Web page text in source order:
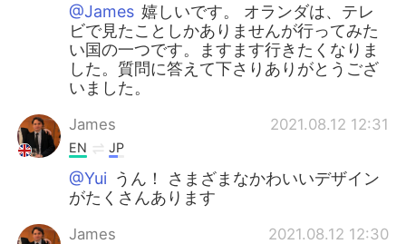
@James 嬉しいです。 オランダは、テレ
ビで見たことしかありませんが行ってみた
い国の一つです。ますます行きたくなりま
した。質問に答えて下さりありがとうござ
いました。
James 2021.08.12 12:31
EN JP
@Yui うん！ さまざまなかわいいデザイン
がたくさんあります
James 2021.08.12 12:30